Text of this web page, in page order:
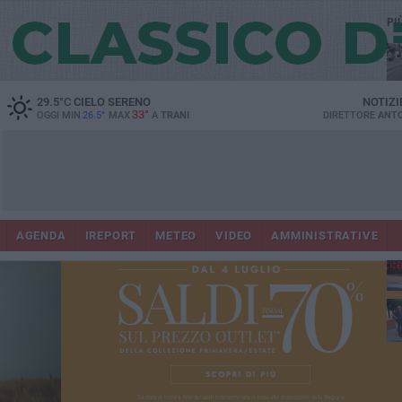
29.5°CCIELO SERENO
OGGI MIN 26.5° MAX 33° A TRANI DIRETTORE
AGENDA IREPORT METEO VIDEO AMMINISTRATIVE